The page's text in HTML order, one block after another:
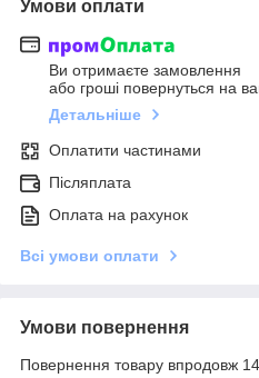
Умови оплати
Ви отримаєте замовлення
або гроші повернуться на
Детальніше
Оплатити частинами
Післяплата
Оплата на рахунок
Всі умови оплати
Умови повернення
Повернення товару впродовж